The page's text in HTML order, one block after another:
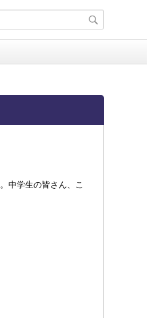
中学生の皆さん、こ